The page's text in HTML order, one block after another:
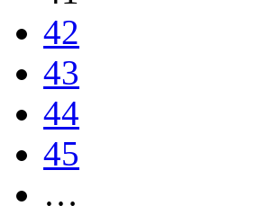
42
43
44
45
…